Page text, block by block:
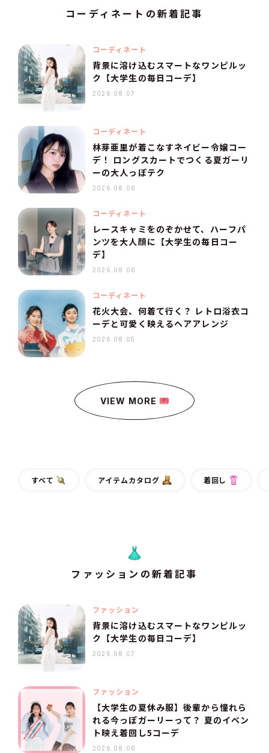
コーディネートの新着記事
コーディネート
背景に溶け込むスマートなワンピルッ
ク【大学生の毎日コーデ】
2026.08.07
コーディネート
林芽亜里が着こなすネイビー令嬢コー
デ！ ロングスカートでつくる夏ガーリ
ーの大人っぽテク
2026.08.06
コーディネート
レースキャミをのぞかせて、ハーフパ
ンツを大人顔に【大学生の毎日コー
デ】
2026.08.06
コーディネート
花火大会、何着て行く？ レトロ浴衣コ
ーデと可愛く映えるヘアアレンジ
2026.08.05
VIEW MORE
すべて アイテムカタログ 着回し
ファッションの新着記事
ファッション
背景に溶け込むスマートなワンピルッ
ク【大学生の毎日コーデ】
2026.08.07
ファッション
【大学生の夏休み服】後輩から憧れら
れる今っぽガーリーって？ 夏のイベン
ト映え着回し5コーデ
2026.08.06